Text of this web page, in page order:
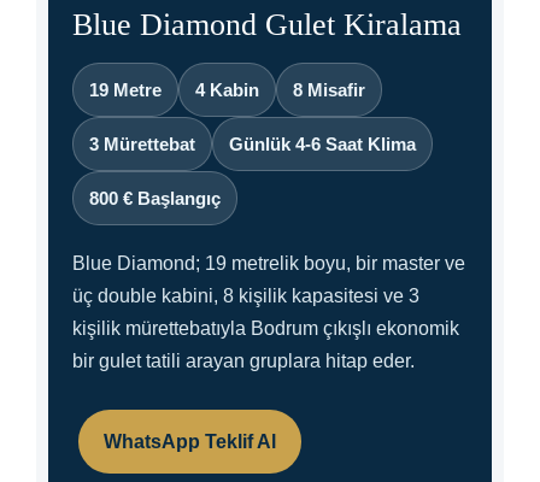
Blue Diamond Gulet Kiralama
19 Metre 4 Kabin 8 Misafir
3 Mürettebat Günlük 4-6 Saat Klima
800 € Başlangıç
Blue Diamond; 19 metrelik boyu, bir master ve
üç double kabini, 8 kişilik kapasitesi ve 3
kişilik mürettebatıyla Bodrum çıkışlı ekonomik
bir gulet tatili arayan gruplara hitap eder.
WhatsApp Teklif Al